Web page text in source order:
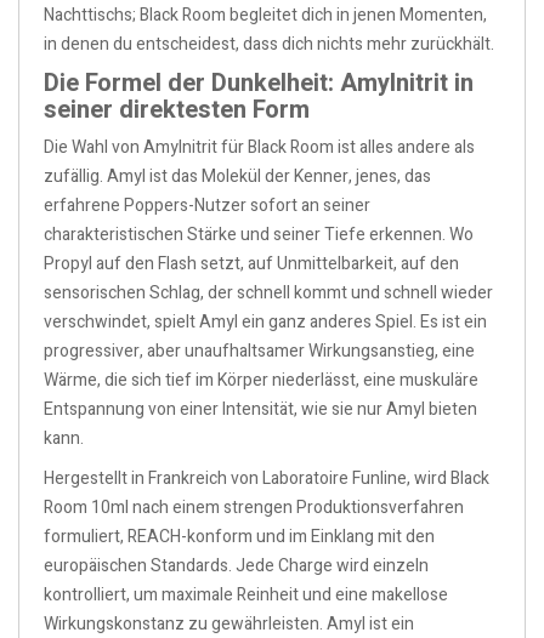
Nachttischs; Black Room begleitet dich in jenen Momenten,
in denen du entscheidest, dass dich nichts mehr zurückhält.
Die Formel der Dunkelheit: Amylnitrit in
seiner direktesten Form
Die Wahl von Amylnitrit für Black Room ist alles andere als
zufällig. Amyl ist das Molekül der Kenner, jenes, das
erfahrene Poppers-Nutzer sofort an seiner
charakteristischen Stärke und seiner Tiefe erkennen. Wo
Propyl auf den Flash setzt, auf Unmittelbarkeit, auf den
sensorischen Schlag, der schnell kommt und schnell wieder
verschwindet, spielt Amyl ein ganz anderes Spiel. Es ist ein
progressiver, aber unaufhaltsamer Wirkungsanstieg, eine
Wärme, die sich tief im Körper niederlässt, eine muskuläre
Entspannung von einer Intensität, wie sie nur Amyl bieten
kann.
Hergestellt in Frankreich von Laboratoire Funline, wird Black
Room 10ml nach einem strengen Produktionsverfahren
formuliert, REACH-konform und im Einklang mit den
europäischen Standards. Jede Charge wird einzeln
kontrolliert, um maximale Reinheit und eine makellose
Wirkungskonstanz zu gewährleisten. Amyl ist ein